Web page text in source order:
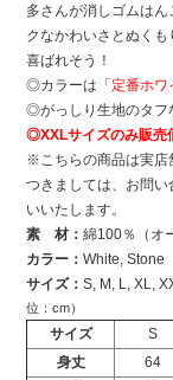
多さんが消しゴムは
クなかわいさとぬく
喜ばれそう！
◎カラーは 「定番ホ
◎がっしり生地のタフ
◎XXLサイズのみ販売
※こちらの商品は実店
つきましては、お問
いいたします。
素 材：綿100％（オ
カラー：White, Stone
サイズ：S, M, L, XL,
位：cm）
サイズ S
身丈
64